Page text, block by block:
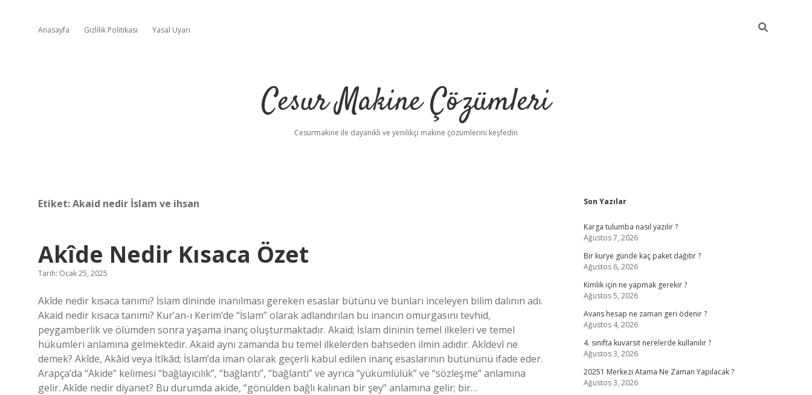
Anasayfa Gizlilik Politikası Yasal Uyarı
Cesur Makine Çözümleri
Cesurmakine ile dayanıklı ve yenilikçi makine çözümlerini keşfedin
Etiket:Akaid nedir İslam ve ihsan
Akîde Nedir Kısaca Özet
Tarih: Ocak 25, 2025
Akîde nedir kısaca tanımı? İslam dininde inanılması gereken esaslar bütünü ve bunları inceleyen bilim dalının adı.
Akaid nedir kısaca tanımı? Kur’an-ı Kerim’de “İslam” olarak adlandırılan bu inancın omurgasını tevhid,
peygamberlik ve ölümden sonra yaşama inanç oluşturmaktadır. Akaid; İslam dininin temel ilkeleri ve temel
hükümleri anlamına gelmektedir. Akaid aynı zamanda bu temel ilkelerden bahseden ilmin adıdır. Akîdevî ne
demek? Akîde, Akâid veya İtîkâd; İslam’da iman olarak geçerli kabul edilen inanç esaslarının bütününü ifade eder.
Arapça’da “Akide” kelimesi “bağlayıcılık”, “bağlantı”, “bağlantı” ve ayrıca “yükümlülük” ve “sözleşme” anlamına
gelir. Akîde nedir diyanet? Bu durumda akide, “gönülden bağlı kalınan bir şey” anlamına gelir; bir…
Sidebar
Son Yazılar
Karga tulumba nasıl yazılır ?
Ağustos 7, 2026
Bir kurye günde kaç paket dağıtır ?
Ağustos 6, 2026
Kimlik için ne yapmak gerekir ?
Ağustos 5, 2026
Avans hesap ne zaman geri ödenir ?
Ağustos 4, 2026
4. sınıfta kuvarsit nerelerde kullanılır ?
Ağustos 3, 2026
20251 Merkezi Atama Ne Zaman Yapılacak ?
Ağustos 3, 2026